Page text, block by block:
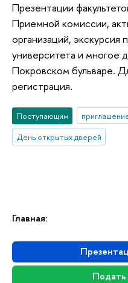
Главная:
Презентации
Приемной комиссии,
организаций, экскурсия
университета и многое
Покровском бульваре.
регистрация.
Поступающим
День открытых дверей